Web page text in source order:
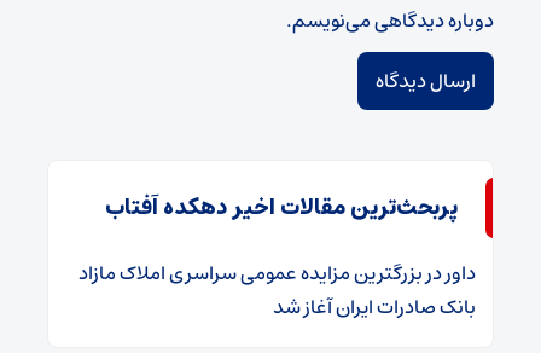
دوباره دیدگاهی می‌نویسم.
پربحث‌ترین مقالات اخیر دهکده آفتاب
داوردر​بزرگترین مزایده عمومی سراسری املاک مازاد
بانک صادرات ایران آغاز شد